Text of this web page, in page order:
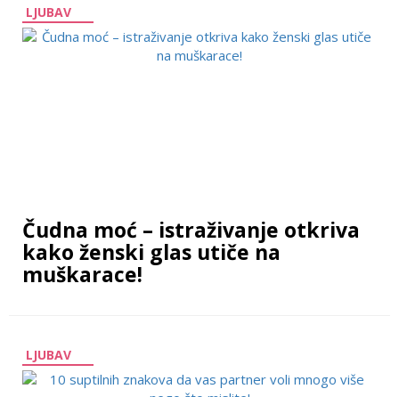
LJUBAV
Čudna moć – istraživanje otkriva
kako ženski glas utiče na
muškarace!
LJUBAV